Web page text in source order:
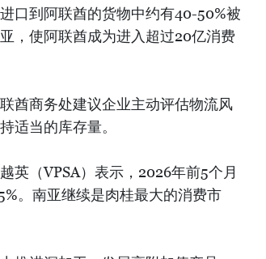
口到阿联酋的货物中约有40-50%被
，使阿联酋成为进入超过20亿消费
酋商务处建议企业主动评估物流风
适当的库存量。
英（VPSA）表示，2026年前5个月
。南亚继续是肉桂最大的消费市